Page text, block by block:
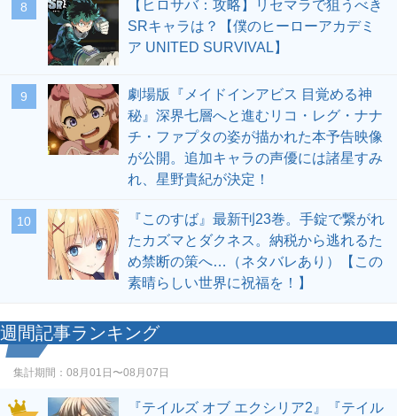
8
【ヒロサバ：攻略】リセマラで狙うべき
SRキャラは？【僕のヒーローアカデミ
ア UNITED SURVIVAL】
9
劇場版『メイドインアビス 目覚める神
秘』深界七層へと進むリコ・レグ・ナナ
チ・ファプタの姿が描かれた本予告映像
が公開。追加キャラの声優には諸星すみ
れ、星野貴紀が決定！
10
『このすば』最新刊23巻。手錠で繋がれ
たカズマとダクネス。納税から逃れるた
め禁断の策へ…（ネタバレあり）【この
素晴らしい世界に祝福を！】
週間記事ランキング
集計期間： 08月01日〜08月07日
『テイルズ オブ エクシリア2』『テイル